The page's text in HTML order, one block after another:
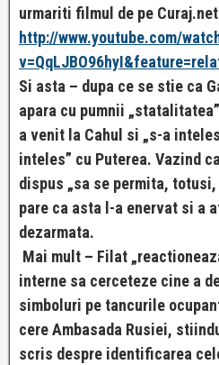
urmariti filmul de pe Curaj.net
http://www.youtube.com/
Si asta – dupa ce se stie ca
apara cu pumnii
a venit la Cahul si „s-a
inteles” cu Puterea. Vazind
dispus „sa se permita,
pare ca asta l-a enervat si a
dezarmata.
Mai mult – Filat
interne sa cerceteze cine a
simboluri pe tancurile
cere Ambasada Rusiei,
scris despre identificarea